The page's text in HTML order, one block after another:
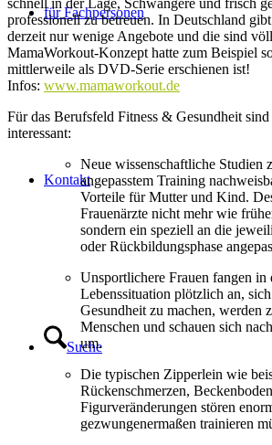
für Fachpersonen
Kontakt
Suche
professionell zu betreuen. In Deutschland
derzeit nur wenige Angebote und die sind
MamaWorkout-Konzept hatte zum Beispiel
mittlerweile als DVD-Serie erschienen ist!
Infos: www.mamaworkout.de
Für das Berufsfeld Fitness & Gesundheit
interessant:
Neue wissenschaftliche Studien
angepasstem Training
Vorteile für Mutter und Kind.
Frauenärzte nicht mehr wie
sondern ein speziell an die
oder Rückbildungsphase
Unsportlichere Frauen fangen in
Lebenssituation plötzlich an,
Gesundheit zu machen, werden
Menschen und schauen sich
um.
Die typischen Zipperlein wie
Rückenschmerzen,
Figurveränderungen stören
gezwungenermaßen trainieren